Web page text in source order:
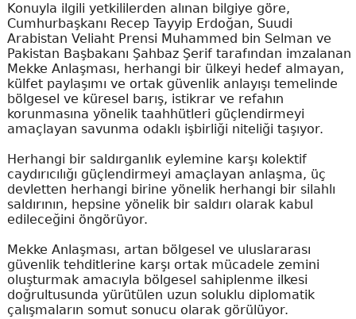
Konuyla ilgili yetkililerden alınan bilgiye göre,
Cumhurbaşkanı Recep Tayyip Erdoğan, Suudi
Arabistan Veliaht Prensi Muhammed bin Selman ve
Pakistan Başbakanı Şahbaz Şerif tarafından imzalanan
Mekke Anlaşması, herhangi bir ülkeyi hedef almayan,
külfet paylaşımı ve ortak güvenlik anlayışı temelinde
bölgesel ve küresel barış, istikrar ve refahın
korunmasına yönelik taahhütleri güçlendirmeyi
amaçlayan savunma odaklı işbirliği niteliği taşıyor.
Herhangi bir saldırganlık eylemine karşı kolektif
caydırıcılığı güçlendirmeyi amaçlayan anlaşma, üç
devletten herhangi birine yönelik herhangi bir silahlı
saldırının, hepsine yönelik bir saldırı olarak kabul
edileceğini öngörüyor.
Mekke Anlaşması, artan bölgesel ve uluslararası
güvenlik tehditlerine karşı ortak mücadele zemini
oluşturmak amacıyla bölgesel sahiplenme ilkesi
doğrultusunda yürütülen uzun soluklu diplomatik
çalışmaların somut sonucu olarak görülüyor.